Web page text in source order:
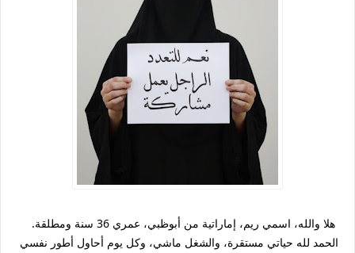
هلا والله، اسمي ريم، إماراتية من أبوظبي، عمري 36 سنة ومطلقة.
الحمد لله حياتي مستقرة، والشغل ماشي، وكل يوم أحاول أطور نفسي